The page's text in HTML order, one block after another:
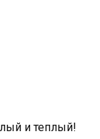
и теплый!